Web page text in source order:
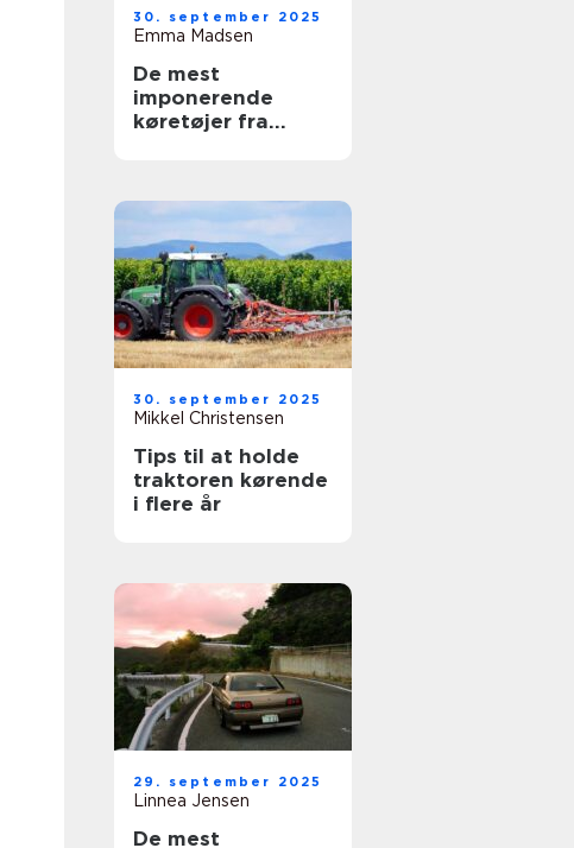
30. september 2025
Emma Madsen
De mest
imponerende
køretøjer fra
30. september 2025
Mikkel Christensen
Tips til at holde
traktoren kørende
i flere år
29. september 2025
Linnea Jensen
De mest